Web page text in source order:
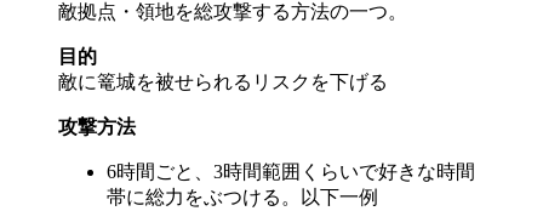
敵拠点・領地を総攻撃する方法の一つ。
目的
敵に篭城を被せられるリスクを下げる
攻撃方法
6時間ごと、3時間範囲くらいで好きな時間
帯に総力をぶつける。以下一例